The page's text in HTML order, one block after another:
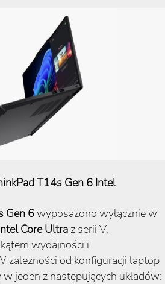
T14s Gen 6 Intel
Gen 6wyposażono wyłącznie w
Core Ultra z serii V,
wydajności i
zależności od konfiguracji laptop
jeden z następujących układów: